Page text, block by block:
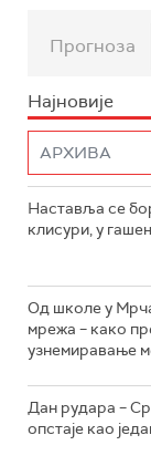
Прогноза
Најновије
Наставља се
клисури, у
Од школе у
мрежа – како
узнемиравање
Дан рудара –
опстаје као